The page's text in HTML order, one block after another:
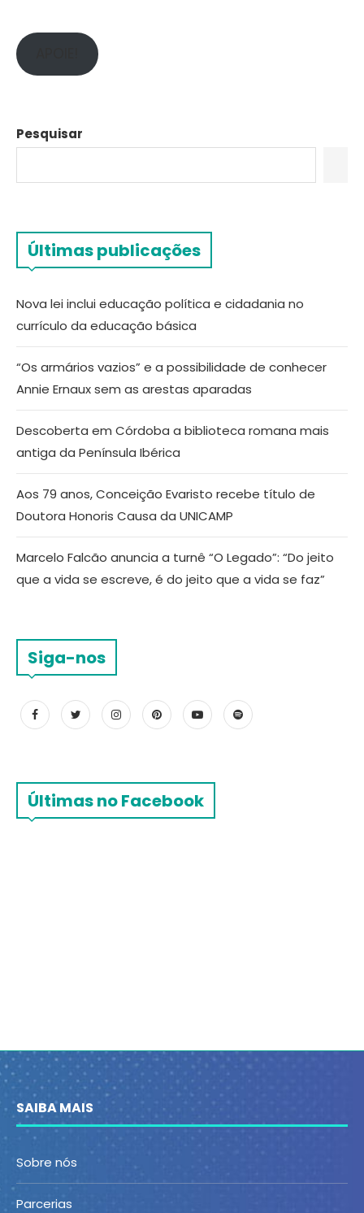
Pesquisar
Últimas publicações
Nova lei inclui educação política e cidadania no
currículo da educação básica
“Os armários vazios” e a possibilidade de conhecer
Annie Ernaux sem as arestas aparadas
Descoberta em Córdoba a biblioteca romana mais
antiga da Península Ibérica
Aos 79 anos, Conceição Evaristo recebe título de
Doutora Honoris Causa da UNICAMP
Marcelo Falcão anuncia a turnê “O Legado”: “Do jeito
que a vida se escreve, é do jeito que a vida se faz”
Siga-nos
Últimas no Facebook
SAIBA MAIS
Sobre nós
Parcerias